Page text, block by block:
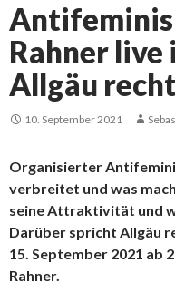
Rahner live
Allgäu
10. September 2021
Organisierter
verbreitet und was
seine Attraktivität und
Darüber spricht Allgäu
15. September 2021 ab
Rahner.